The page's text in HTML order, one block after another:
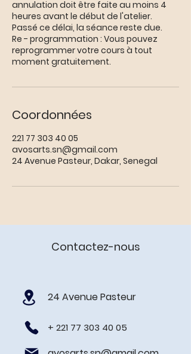
annulation doit être faite au moins 4
heures avant le début de l'atelier.
Passé ce délai, la séance reste due.
Re - programmation : Vous pouvez
reprogrammer votre cours à tout
moment gratuitement.
Coordonnées
221 77 303 40 05
avosarts.sn@gmail.com
24 Avenue Pasteur, Dakar, Senegal
Contactez-nous
24 Avenue Pasteur
+ 221 77 303 40 05